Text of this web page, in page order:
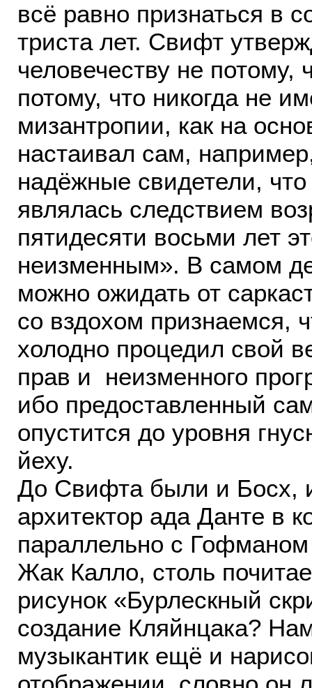
всё равно признаться в
триста лет. Свифт
человечеству не потому,
потому, что никогда не
мизантропии, как на
настаивал сам,
надёжные свидетели,
являлась следствием
пятидесяти восьми лет
неизменным». В самом
можно ожидать от
со вздохом признаемся,
холодно процедил свой
прав и неизменного
ибо предоставленный
опустится до уровня
йеху.
До Свифта были и Босх,
архитектор ада Данте в
параллельно с
Жак Калло, столь
рисунок «Бурлескный
создание Кляйнцака?
музыкантик ещё и